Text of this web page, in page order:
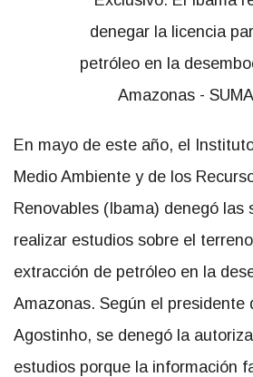
En mayo de este año, el
Medio Ambiente y de los
Renovables (Ibama) denegó las
realizar estudios sobre el
extracción de petróleo en la
Amazonas. Según el presidente
Agostinho, se denegó la
estudios porque la información